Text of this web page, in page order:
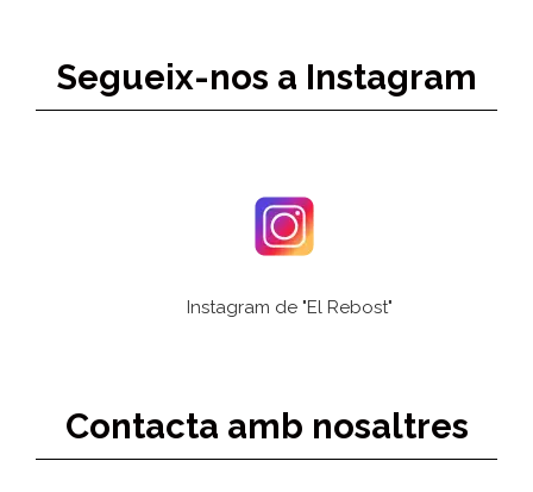
Segueix-nos a Instagram
Instagram de "El Rebost"
Contacta amb nosaltres